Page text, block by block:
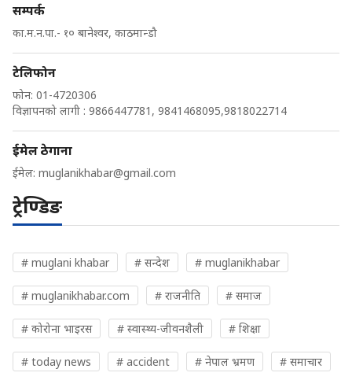
सम्पर्क
का.म.न.पा.- १० बानेश्वर, काठमान्डौ
टेलिफोन
फोन: 01-4720306
विज्ञापनको लागी : 9866447781, 9841468095,9818022714
ईमेल ठेगाना
ईमेल: muglanikhabar@gmail.com
ट्रेण्डिङ
# muglani khabar # सन्देश # muglanikhabar
# muglanikhabar.com # राजनीति # समाज
# कोरोना भाइरस # स्वास्थ्य-जीवनशैली # शिक्षा
# today news # accident # नेपाल भ्रमण # समाचार